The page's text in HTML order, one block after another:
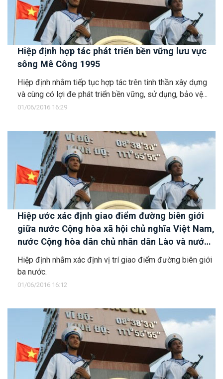
Hiệp định hợp tác phát triển bền vững lưu vực
sông Mê Công 1995
Hiệp định nhằm tiếp tục hợp tác trên tinh thần xây dựng
và cùng có lợi đe phát triển bền vững, sử dụng, bảo vệ...
01/06/2016 16:29
Hiệp ước xác định giao điểm đường biên giới
giữa nước Cộng hòa xã hội chủ nghĩa Việt Nam,
nước Cộng hòa dân chủ nhân dân Lào và nước
Cộng hòa nhân dân Trung Hoa
Hiệp định nhằm xác định vị trí giao điểm đường biên giới
ba nước.
01/06/2016 16:12